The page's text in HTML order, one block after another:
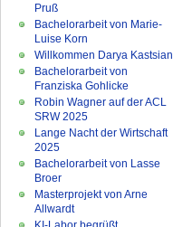
Pruß
Bachelorarbeit von Marie-
Luise Korn
Willkommen Darya Kastsian
Bachelorarbeit von
Franziska Gohlicke
Robin Wagner auf der ACL
SRW 2025
Lange Nacht der Wirtschaft
2025
Bachelorarbeit von Lasse
Broer
Masterprojekt von Arne
Allwardt